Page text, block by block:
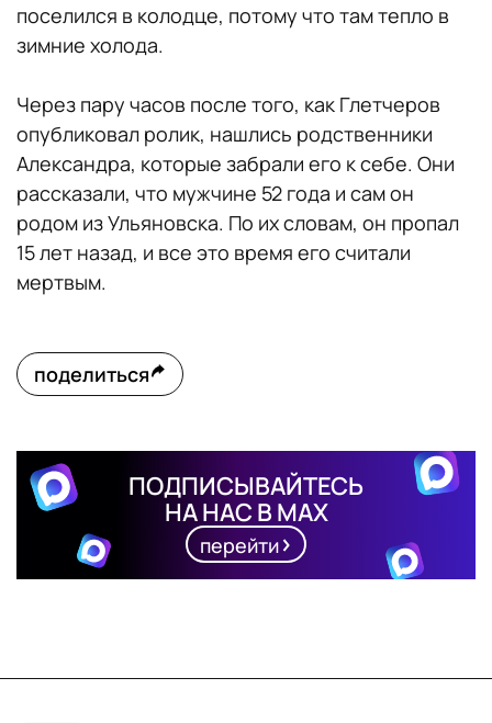
поселился в колодце, потому что там тепло в
зимние холода.
Через пару часов после того, как Глетчеров
опубликовал ролик, нашлись родственники
Александра, которые забрали его к себе. Они
рассказали, что мужчине 52 года и сам он
родом из Ульяновска. По их словам, он пропал
15 лет назад, и все это время его считали
мертвым.
поделиться
ПОДПИСЫВАЙТЕСЬ
НА НАС В MAX
перейти